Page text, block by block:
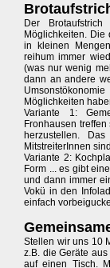
Der
Möglichkeiten.
in kleinen
reihum immer
(was nur wenig
dann an andere
Möglichkeiten
Variante 1:
Fronhausen
herzustellen.
MitstreiterInnen
Variante 2:
Form ... es gibt
und dann immer
Vokü in den
einfach
Stellen wir uns 10
z.B. die Geräte
auf einen Tisch.